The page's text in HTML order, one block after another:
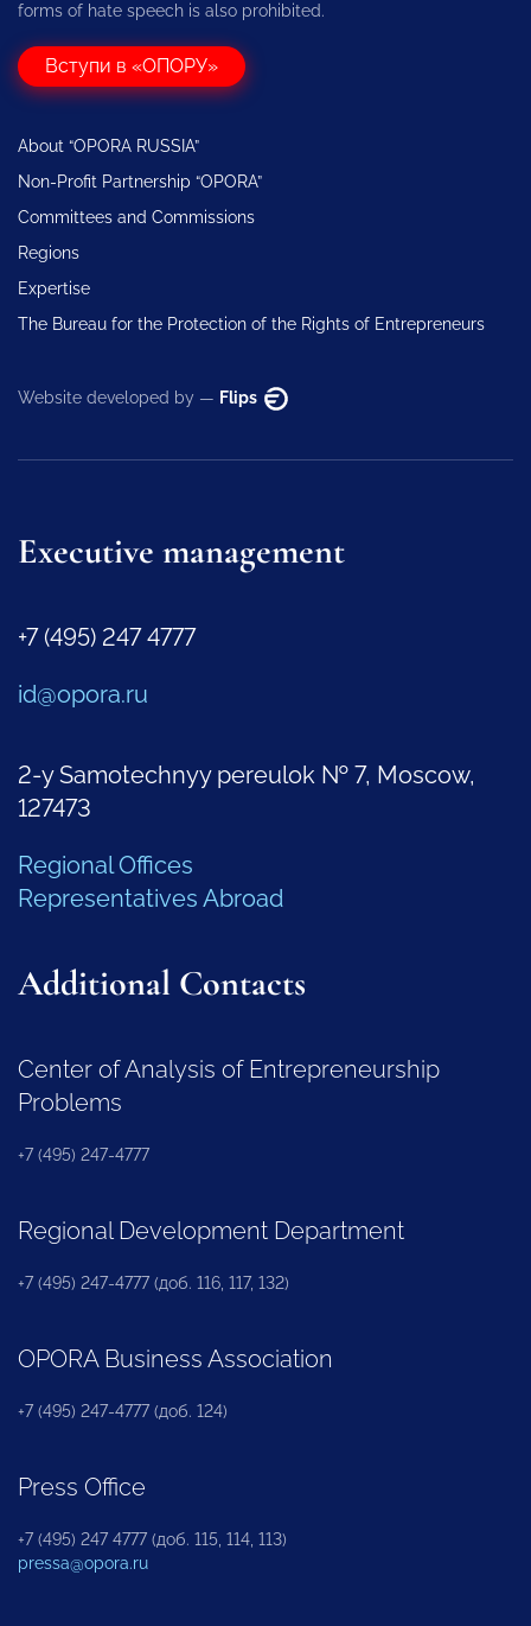
forms of hate speech is also prohibited.
Вступи в «ОПОРУ»
About “OPORA RUSSIA”
Non-Profit Partnership “OPORA”
Committees and Commissions
Regions
Expertise
The Bureau for the Protection of the Rights of Entrepreneurs
Website developed by — Flips
Executive management
+7 (495) 247 4777
id@opora.ru
2-y Samotechnyy pereulok № 7, Moscow,
127473
Regional Offices
Representatives Abroad
Additional Contacts
Center of Analysis of Entrepreneurship
Problems
+7 (495) 247-4777
Regional Development Department
+7 (495) 247-4777 (доб. 116, 117, 132)
OPORA Business Association
+7 (495) 247-4777 (доб. 124)
Press Office
+7 (495) 247 4777 (доб. 115, 114, 113)
pressa@opora.ru